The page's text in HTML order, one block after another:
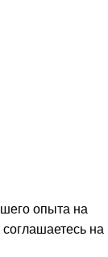
опыта на
на